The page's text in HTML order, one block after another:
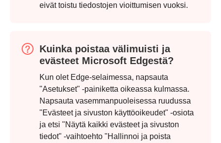
eivät toistu tiedostojen vioittumisen vuoksi.
Kuinka poistaa välimuisti ja
evästeet Microsoft Edgestä?
Kun olet Edge-selaimessa, napsauta
"Asetukset" -painiketta oikeassa kulmassa.
Napsauta vasemmanpuoleisessa ruudussa
"Evästeet ja sivuston käyttöoikeudet" -osiota
ja etsi "Näytä kaikki evästeet ja sivuston
tiedot" -vaihtoehto "Hallinnoi ja poista